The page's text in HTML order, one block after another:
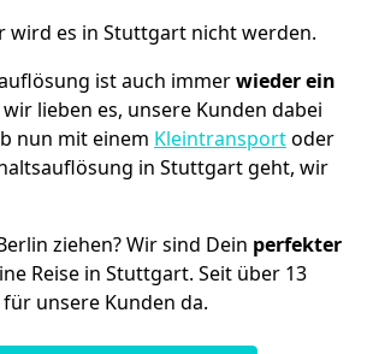
wird es in Stuttgart nicht werden.
ist auch immerwieder ein
lieben es, unsere Kunden dabei
nun mit einem Kleintransportoder
in Stuttgart geht, wir
ziehen? Wir sind Dein perfekter
Reise in Stuttgart. Seit über 13
unsere Kunden da.